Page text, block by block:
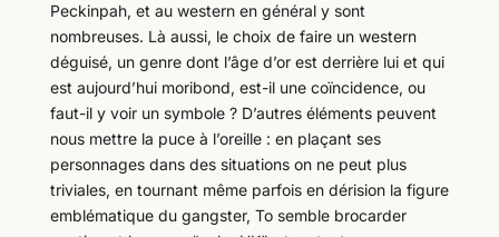
Peckinpah, et au western en général y sont
nombreuses. Là aussi, le choix de faire un western
déguisé, un genre dont l’âge d’or est derrière lui et qui
est aujourd’hui moribond, est-il une coïncidence, ou
faut-il y voir un symbole ? D’autres éléments peuvent
nous mettre la puce à l’oreille : en plaçant ses
personnages dans des situations on ne peut plus
triviales, en tournant même parfois en dérision la figure
emblématique du gangster, To semble brocarder